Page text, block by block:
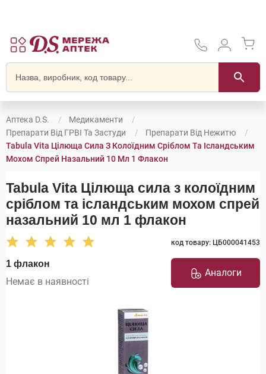
Аптека D.S.
Медикаменти
Препарати Від ГРВІ Та Застуди
Препарати Від Нежитю
Tabula Vita Цілюща Сила З Колоїдним Сріблом Та Ісландським
Мохом Спрей Назальний 10 Мл 1 Флакон
Tabula Vita Цілюща сила з колоїдним
сріблом та ісландським мохом спрей
назальний 10 мл 1 флакон
код товару: ЦБ000041453
1 флакон
Немає в наявності
Аналоги